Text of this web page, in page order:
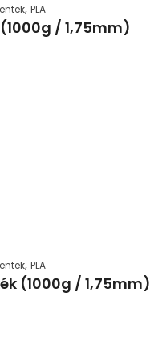
, PLA
/ 1,75mm)
, PLA
(1000g / 1,75mm)